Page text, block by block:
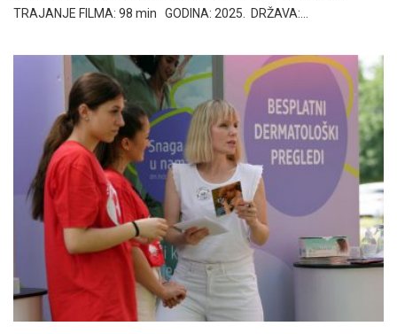
TRAJANJE FILMA: 98 min GODINA: 2025. DRŽAVA:…